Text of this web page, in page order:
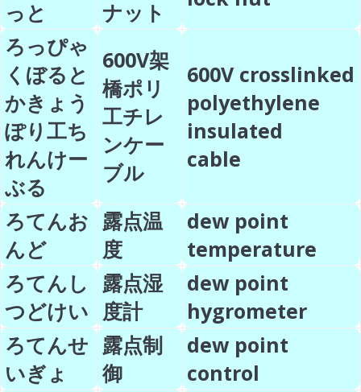
っと
ナット
ろっぴゃ
くぼると
かきょう
ぽり工ち
れんけー
ぶる
600V架
橋ポリ
工チレ
ンケー
ブル
600V crosslinked
polyethylene
insulated
cable
ろてんお
んど
露点温
度
dew point
temperature
ろてんし
つどけい
露点湿
度計
dew point
hygrometer
ろてんせ
いぎょ
露点制
御
dew point
control